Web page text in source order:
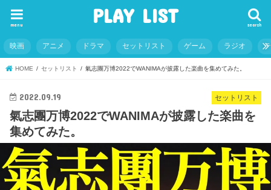
PLAY LIST search
menu
映画 アニメ ドラマ セットリスト ゲーム ラジオ
HOME セットリスト 氣志團万博2022でWANIMAが披露した楽曲を集めてみた。
セットリスト
2022.09.19
氣志團万博2022でWANIMAが披露した楽曲を
集めてみた。